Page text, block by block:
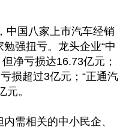
中国八家上市汽车经销
强扭亏。龙头企业“中
净亏损达16.73亿元；
损超过3亿元；“正通汽
元。
需相关的中小民企、